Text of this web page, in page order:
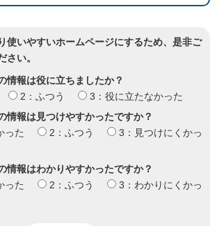
使いやすいホームページにするため、是非ご
さい。
情報は役に立ちましたか？
2：ふつう
3：役に立たなかった
情報は見つけやすかったですか？
った
2：ふつう
3：見つけにくかっ
情報はわかりやすかったですか？
った
2：ふつう
3：わかりにくかっ